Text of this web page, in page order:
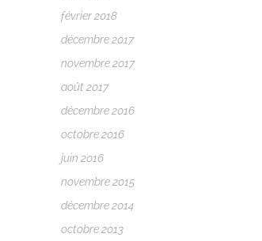
février 2018
décembre 2017
novembre 2017
août 2017
décembre 2016
octobre 2016
juin 2016
novembre 2015
décembre 2014
octobre 2013